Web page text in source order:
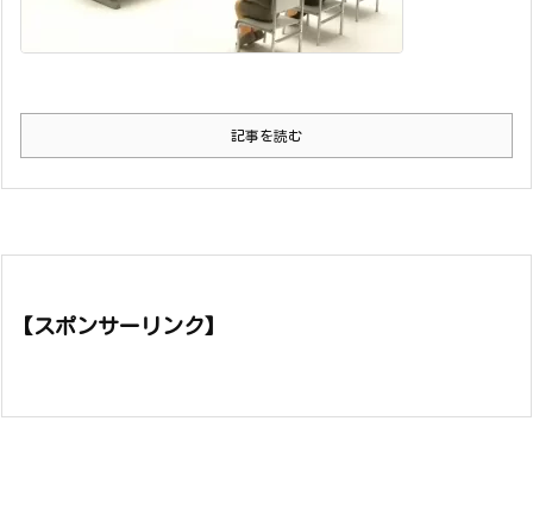
記事を読む
【スポンサーリンク】